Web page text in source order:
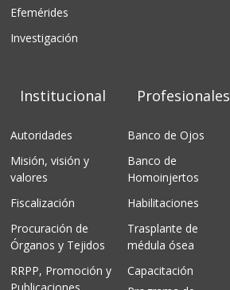
Efemérides
Investigación
Institucional
Autoridades
Misión, visión y
valores
Fiscalización
Procuración de
Órganos y Tejidos
RRPP, Promoción y
Profesionales
Banco de Ojos
Banco de
Homoinjertos
Habilitaciones
Trasplante de
médula ósea
Capacitación